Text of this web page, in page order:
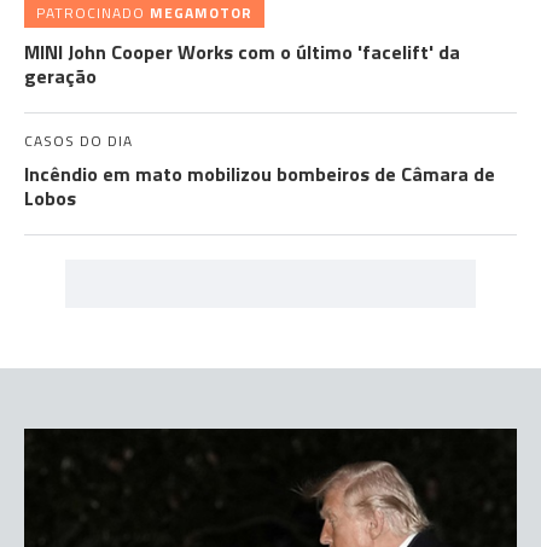
PATROCINADO MEGAMOTOR
MINI John Cooper Works com o último 'facelift' da
geração
CASOS DO DIA
Incêndio em mato mobilizou bombeiros de Câmara de
Lobos